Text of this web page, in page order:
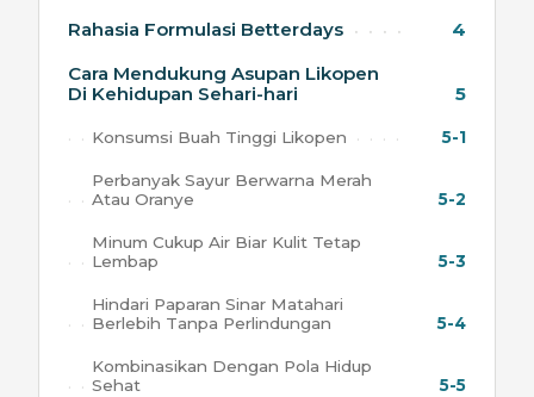
Rahasia Formulasi Betterdays
4
Cara Mendukung Asupan Likopen
Di Kehidupan Sehari-hari
5
Konsumsi Buah Tinggi Likopen 5-1
Perbanyak Sayur Berwarna Merah
Atau Oranye
5-2
Minum Cukup Air Biar Kulit Tetap
Lembap
5-3
Hindari Paparan Sinar Matahari
Berlebih Tanpa Perlindungan
5-4
Kombinasikan Dengan Pola Hidup
Sehat
5-5